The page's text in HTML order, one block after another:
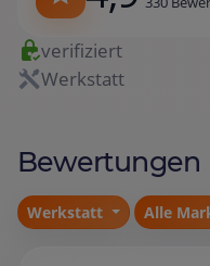
verifiziert
Werkstatt
Bewertungen
Werkstatt Alle